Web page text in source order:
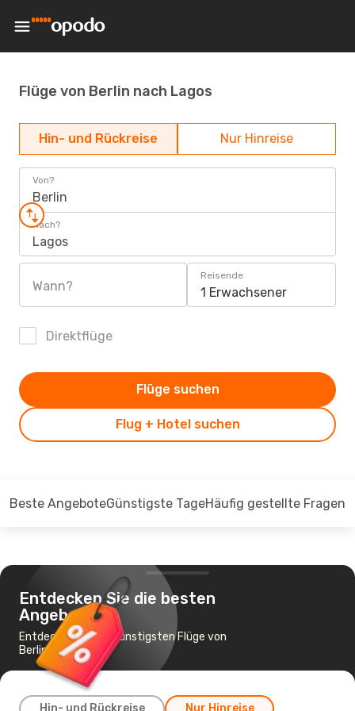
Flüge von Berlin nach Lagos
Hin- und Rückreise Nur Hinreise
Von?
Berlin
Nach?
Lagos
Wann?
Reisende
1 Erwachsener
Direktflüge
Flug + Hotel suchen
Flüge suchen
Beste AngeboteGünstigste TageHäufig gestellte Fragen
Entdecken Sie die besten
Angebote
Entdecken Sie die günstigsten Flüge von
Berlin nach Lagos
Hin- und Rückreise Nur Hinreise